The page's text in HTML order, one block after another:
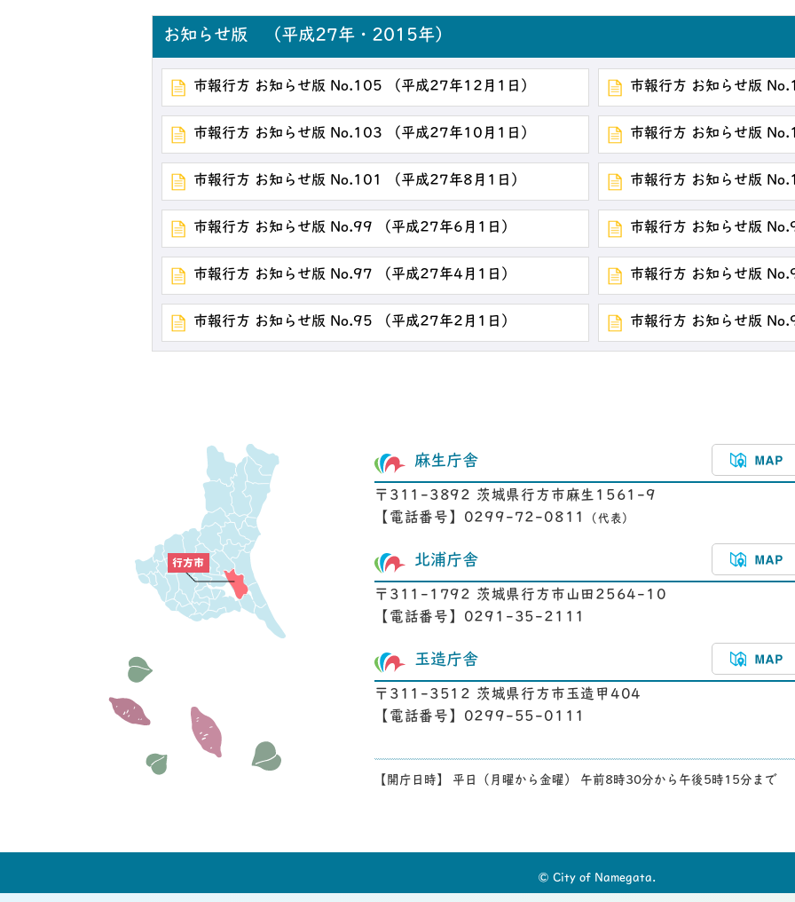
お知らせ版 （平成27年・2015年）
市報行方 お知らせ版 No.105 （平成27年12月1日） 市報行方 お知らせ版
市報行方 お知らせ版 No.103 （平成27年10月1日） 市報行方 お知らせ版
市報行方 お知らせ版 No.101 （平成27年8月1日） 市報行方 お知らせ版
市報行方 お知らせ版 No.99 （平成27年6月1日） 市報行方 お知らせ版
市報行方 お知らせ版 No.97 （平成27年4月1日） 市報行方 お知らせ版
市報行方 お知らせ版 No.95 （平成27年2月1日） 市報行方 お知らせ版
麻生庁舎
〒311-3892 茨城県行方市麻生1561-9
【電話番号】0299-72-0811
（代表）
北浦庁舎
〒311-1792 茨城県行方市山田2564-10
【電話番号】0291-35-2111
玉造庁舎
〒311-3512 茨城県行方市玉造甲404
【電話番号】0299-55-0111
【開庁日時】 平日（月曜から金曜） 午前8時30分から午後5時15分まで
© City of Namegata.